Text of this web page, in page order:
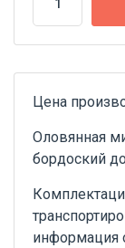
Цена
Оловянная
бордоский
информация